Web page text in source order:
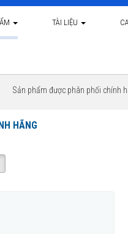
TÀI LIỆU
Sản phẩm được phân phối chính
HÃNG